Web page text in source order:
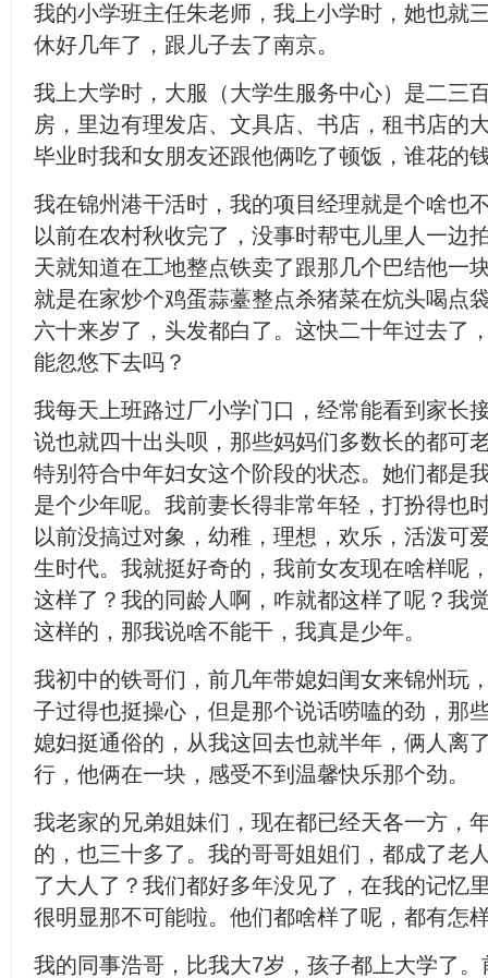
我的小学班主任朱老师，我上小学时，她也就
休好几年了，跟儿子去了南京。
我上大学时，大服（大学生服务中心）是二三
房，里边有理发店、文具店、书店，租书店的
毕业时我和女朋友还跟他俩吃了顿饭，谁花的
我在锦州港干活时，我的项目经理就是个啥也
以前在农村秋收完了，没事时帮屯儿里人一边
天就知道在工地整点铁卖了跟那几个巴结他一
就是在家炒个鸡蛋蒜薹整点杀猪菜在炕头喝点
六十来岁了，头发都白了。这快二十年过去了
能忽悠下去吗？
我每天上班路过厂小学门口，经常能看到家长
说也就四十出头呗，那些妈妈们多数长的都可
特别符合中年妇女这个阶段的状态。她们都是
是个少年呢。我前妻长得非常年轻，打扮得也
以前没搞过对象，幼稚，理想，欢乐，活泼可
生时代。我就挺好奇的，我前女友现在啥样呢
这样了？我的同龄人啊，咋就都这样了呢？我
这样的，那我说啥不能干，我真是少年。
我初中的铁哥们，前几年带媳妇闺女来锦州玩
子过得也挺操心，但是那个说话唠嗑的劲，那
媳妇挺通俗的，从我这回去也就半年，俩人离
行，他俩在一块，感受不到温馨快乐那个劲。
我老家的兄弟姐妹们，现在都已经天各一方，
的，也三十多了。我的哥哥姐姐们，都成了老
了大人了？我们都好多年没见了，在我的记忆
很明显那不可能啦。他们都啥样了呢，都有怎
我的同事浩哥，比我大7岁，孩子都上大学了